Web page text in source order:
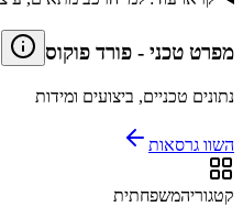
מפרט טכני - פורד פוקוס
נתונים טכניים, ביצועים ומידות
השוו גרסאות
קטגוריהמשפחתית